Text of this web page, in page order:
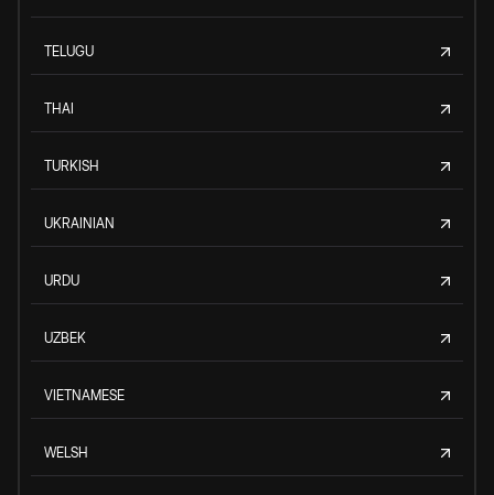
TELUGU
THAI
TURKISH
UKRAINIAN
URDU
UZBEK
VIETNAMESE
WELSH